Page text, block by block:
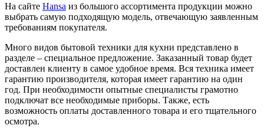
На сайте Hansa из большого ассортимента продукции можно
выбрать самую подходящую модель, отвечающую заявленным
требованиям покупателя.
Много видов бытовой техники для кухни представлено в
разделе – специальное предложение. Заказанный товар будет
доставлен клиенту в самое удобное время. Вся техника имеет
гарантию производителя, которая имеет гарантию на один
год. При необходимости опытные специалисты грамотно
подключат все необходимые приборы. Также, есть
возможность оплаты доставленного товара и его тщательного
осмотра.